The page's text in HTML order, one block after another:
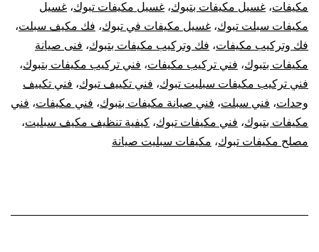
مكيفات، غسيل مكيفات بتبوك، غسيل مكيفات تبوك، غسيل
مكيفات سبلت تبوك، غسيل مكيفات في تبوك، فك مكيف سبلت،
فك وتركيب مكيفات، فك وتركيب مكيفات بتبوك، فنى صيانة
مكيفات بتبوك، فني تركيب مكيفات، فني تركيب مكيفات بتبوك،
فني تركيب مكيفات سبليت تبوك، فني تكييف تبوك، فني تكييف
وحدات، فني سبلت، فني صيانة مكيفات بتبوك، فني مكيفات، فني
مكيفات بتبوك، فني مكيفات تبوك، كيفية تنظيف مكيف سبليت،
مصلح مكيفات تبوك، مكيفات سبليت صيانة